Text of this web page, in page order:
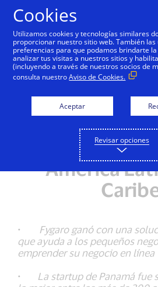
NOTAS DE
La startup
Panamá se
la ganadora
Everywhere
América
·
Fygaro ganó con una
que ayuda a los pequeños
emprender su negocio en línea
·
La startup de Panamá fue
Cookies
Utilizamos cookies y tecnologías similares
proporcionar nuestro sitio web. También
preferencias para que podamos brindarte
analizar tus visitas a nuestros sitios y
(incluyendo a través de nuestros socios de
consulta nuestroAviso de Cookies.
Aceptar
Revisar opciones